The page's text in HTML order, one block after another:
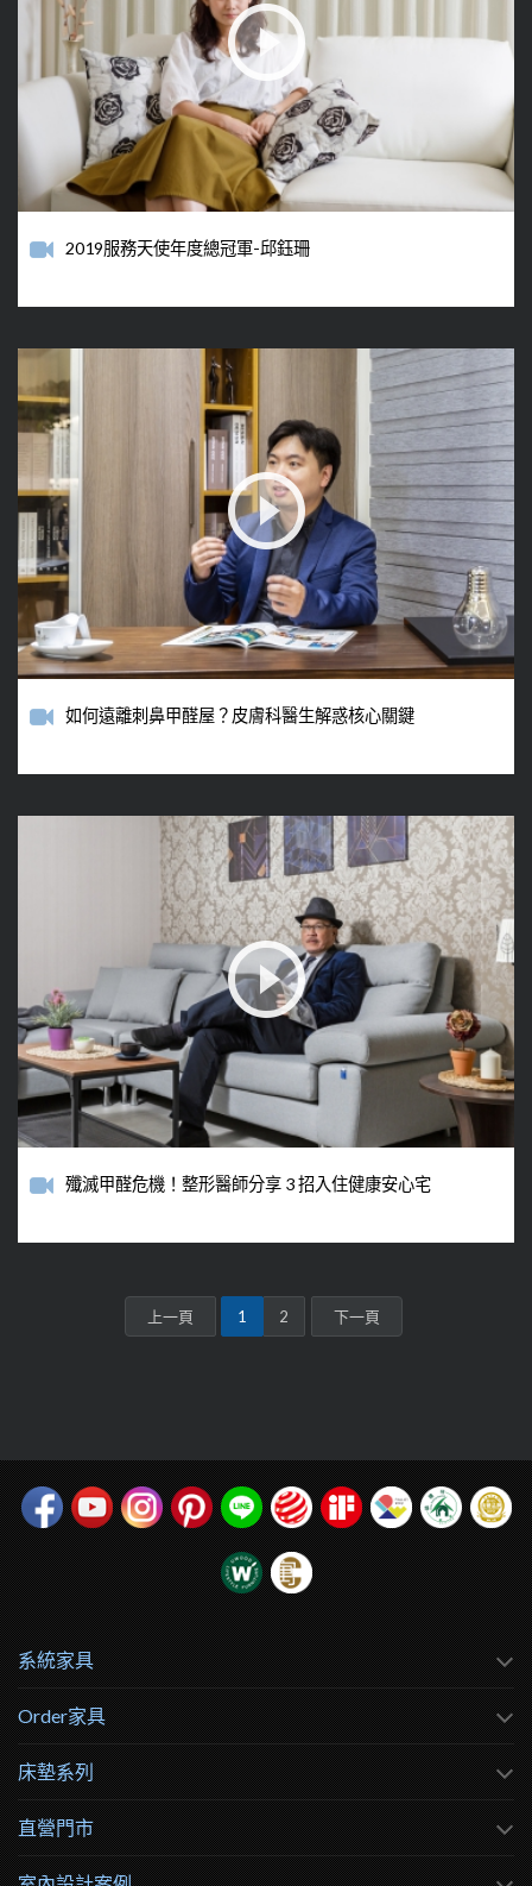
2019服務天使年度總冠軍-邱鈺珊
如何遠離刺鼻甲醛屋？皮膚科醫生解惑核心關鍵
殲滅甲醛危機！整形醫師分享 3 招入住健康安心宅
上一頁 1 2 下一頁
系統家具
Order家具
床墊系列
直營門市